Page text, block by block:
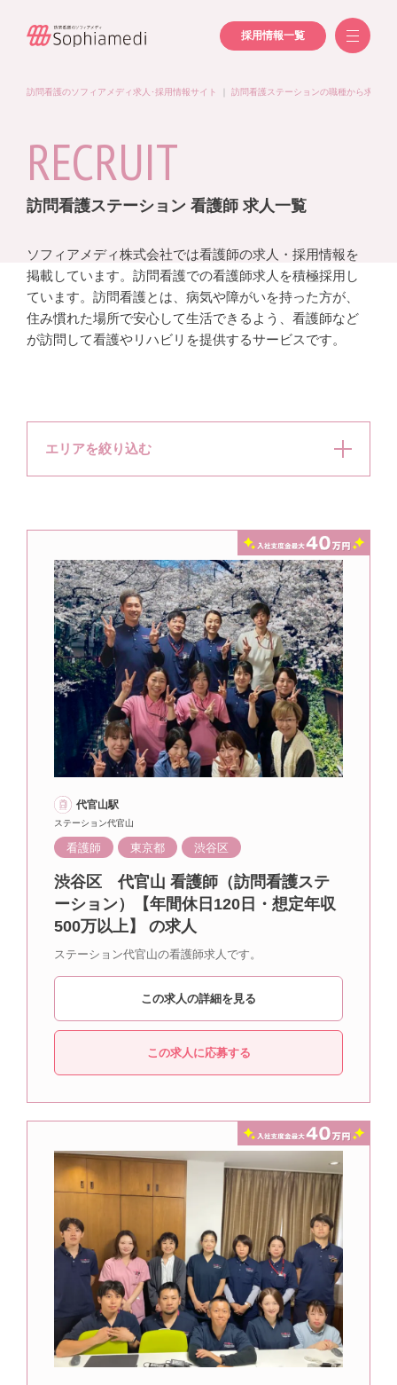
採用情報一覧
訪問看護のソフィアメディ求人･採用情報サイト 訪問看護ステーションの職種から求人を
RECRUIT
訪問看護ステーション 看護師 求人一覧
ソフィアメディ株式会社では看護師の求人・採用情報を
掲載しています。訪問看護での看護師求人を積極採用し
ています。訪問看護とは、病気や障がいを持った方が、
住み慣れた場所で安心して生活できるよう、看護師など
が訪問して看護やリハビリを提供するサービスです。
エリアを絞り込む
代官山駅
ステーション代官山
看護師 東京都 渋谷区
渋谷区 代官山 看護師（訪問看護ステ
ーション）【年間休日120日・想定年収
500万以上】 の求人
ステーション代官山の看護師求人です。
この求人の詳細を見る
この求人に応募する